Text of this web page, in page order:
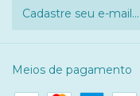
Meios de pagamento